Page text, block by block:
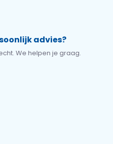
advies?
We helpen je graag.